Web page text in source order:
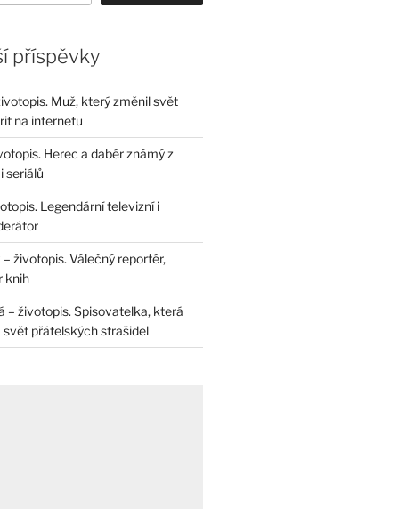
příspěvky
Muž, který změnil svět
na internetu
Herec a dabér známý z
seriálů
Legendární televizní i
životopis. Válečný reportér,
knih
– životopis. Spisovatelka, která
přátelských strašidel